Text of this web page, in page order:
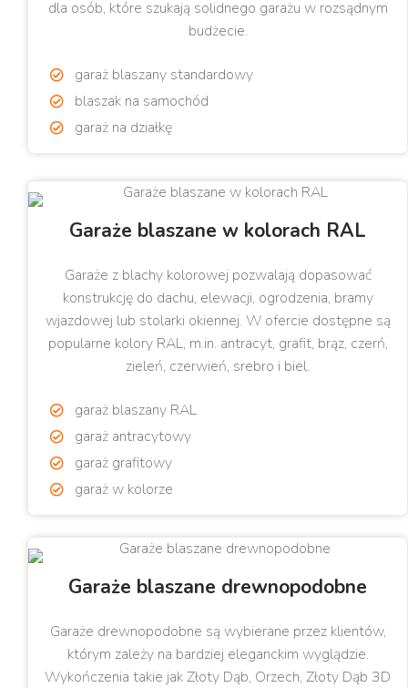
dla osób, które szukają solidnego garażu w rozsądnym
budżecie.
garaż blaszany standardowy
blaszak na samochód
garaż na działkę
Garaże blaszane w kolorach RAL
Garaże z blachy kolorowej pozwalają dopasować
konstrukcję do dachu, elewacji, ogrodzenia, bramy
wjazdowej lub stolarki okiennej. W ofercie dostępne są
popularne kolory RAL, m.in. antracyt, grafit, brąz, czerń,
zieleń, czerwień, srebro i biel.
garaż blaszany RAL
garaż antracytowy
garaż grafitowy
garaż w kolorze
Garaże blaszane drewnopodobne
Garaże drewnopodobne są wybierane przez klientów,
którym zależy na bardziej eleganckim wyglądzie.
Wykończenia takie jak Złoty Dąb, Orzech, Złoty Dąb 3D